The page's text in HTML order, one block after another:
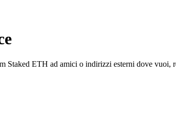
ETH ad amici o indirizzi esterni dove vuoi,